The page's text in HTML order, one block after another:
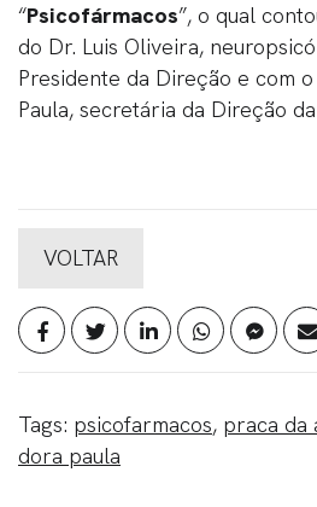
“Psicofármacos”, o qual
do Dr. Luis Oliveira,
Presidente da Direção e com
Paula, secretária da Direção
VOLTAR
Tags: psicofarmacos, praca da
dora paula